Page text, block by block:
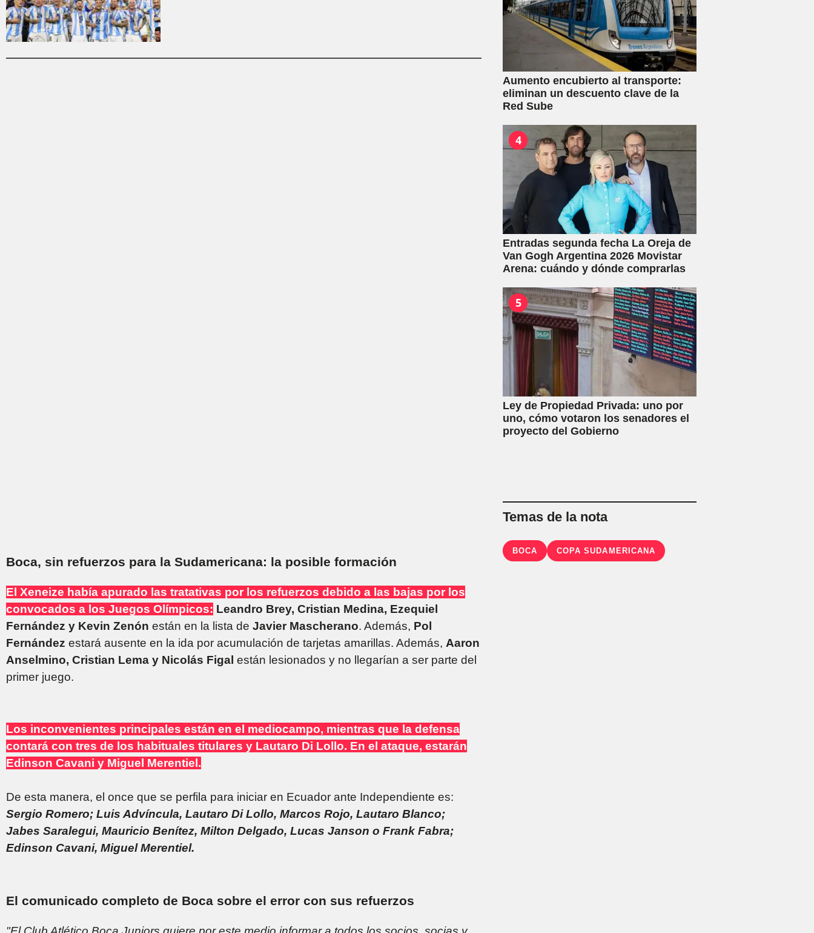
Boca, sin refuerzos para la Sudamericana: la posible formación
El Xeneize había apurado las tratativas por los refuerzos debido a las bajas por los
convocados a los Juegos Olímpicos: Leandro Brey, Cristian Medina, Ezequiel
Fernández y Kevin Zenón están en la lista de Javier Mascherano. Además, Pol
Fernández estará ausente en la ida por acumulación de tarjetas amarillas. Además, Aaron
Anselmino, Cristian Lema y Nicolás Figal están lesionados y no llegarían a ser parte del
primer juego.
Los inconvenientes principales están en el mediocampo, mientras que la defensa
contará con tres de los habituales titulares y Lautaro Di Lollo. En el ataque, estarán
Edinson Cavani y Miguel Merentiel.
De esta manera, el once que se perfila para iniciar en Ecuador ante Independiente es:
Sergio Romero; Luis Advíncula, Lautaro Di Lollo, Marcos Rojo, Lautaro Blanco;
Jabes Saralegui, Mauricio Benítez, Milton Delgado, Lucas Janson o Frank Fabra;
Edinson Cavani, Miguel Merentiel.
El comunicado completo de Boca sobre el error con sus refuerzos
Aumento encubierto al transporte:
eliminan un descuento clave de la
Red Sube
4
Entradas segunda fecha La Oreja de
Van Gogh Argentina 2026 Movistar
Arena: cuándo y dónde comprarlas
5
Ley de Propiedad Privada: uno por
uno, cómo votaron los senadores el
proyecto del Gobierno
Temas de la nota
BOCA COPA SUDAMERICANA